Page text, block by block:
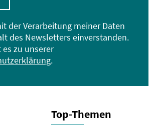
der Verarbeitung meiner Daten
des Newsletters einverstanden.
es zu unserer
.
Top-Themen